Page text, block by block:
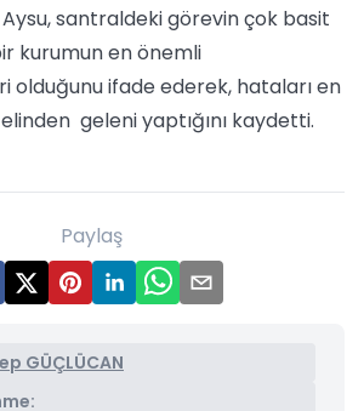
Aysu, santraldeki görevin çok basit
kurumun en önemli
olduğunu ifade ederek, hataları en
geleni yaptığını kaydetti.
Paylaş
GÜÇLÜCAN